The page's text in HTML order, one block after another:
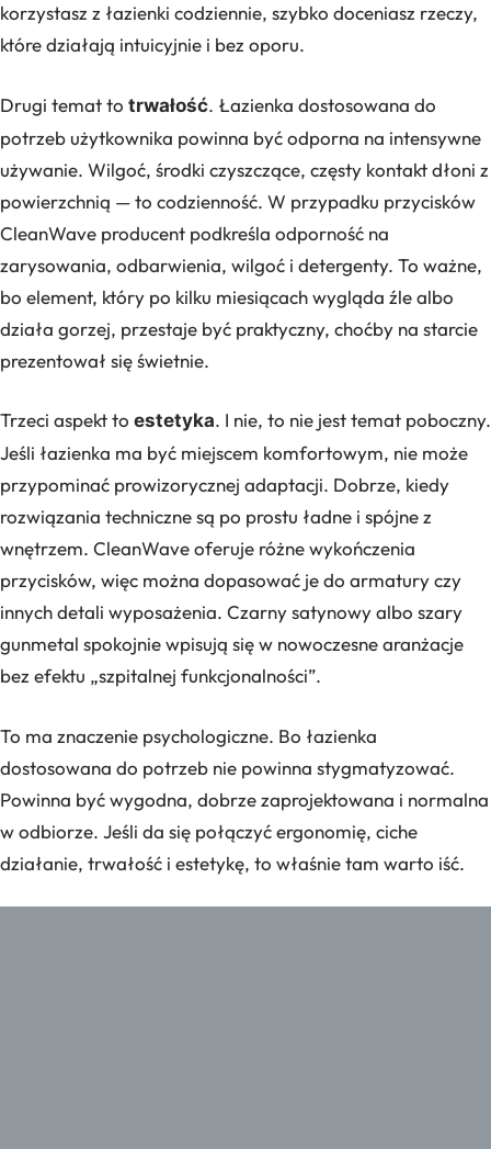
korzystasz z łazienki codziennie, szybko doceniasz rzeczy,
które działają intuicyjnie i bez oporu.
Drugi temat to trwałość. Łazienka dostosowana do
potrzeb użytkownika powinna być odporna na intensywne
używanie. Wilgoć, środki czyszczące, częsty kontakt dłoni z
powierzchnią — to codzienność. W przypadku przycisków
CleanWave producent podkreśla odporność na
zarysowania, odbarwienia, wilgoć i detergenty. To ważne,
bo element, który po kilku miesiącach wygląda źle albo
działa gorzej, przestaje być praktyczny, choćby na starcie
prezentował się świetnie.
Trzeci aspekt to estetyka. I nie, to nie jest temat poboczny.
Jeśli łazienka ma być miejscem komfortowym, nie może
przypominać prowizorycznej adaptacji. Dobrze, kiedy
rozwiązania techniczne są po prostu ładne i spójne z
wnętrzem. CleanWave oferuje różne wykończenia
przycisków, więc można dopasować je do armatury czy
innych detali wyposażenia. Czarny satynowy albo szary
gunmetal spokojnie wpisują się w nowoczesne aranżacje
bez efektu „szpitalnej funkcjonalności”.
To ma znaczenie psychologiczne. Bo łazienka
dostosowana do potrzeb nie powinna stygmatyzować.
Powinna być wygodna, dobrze zaprojektowana i normalna
w odbiorze. Jeśli da się połączyć ergonomię, ciche
działanie, trwałość i estetykę, to właśnie tam warto iść.